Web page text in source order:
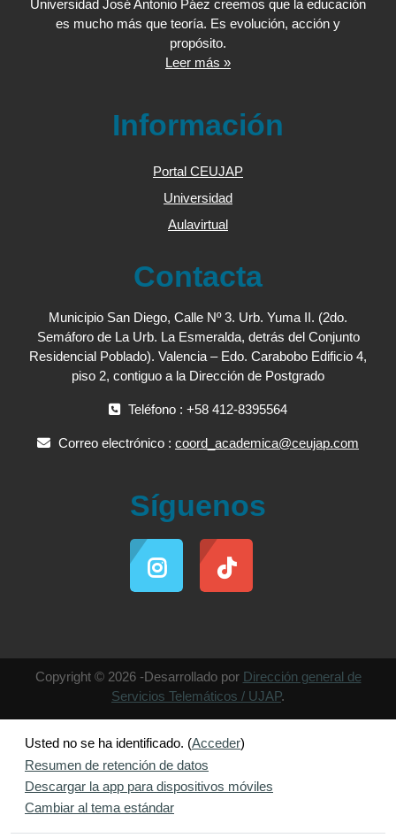
Universidad José Antonio Páez creemos que la educación
es mucho más que teoría. Es evolución, acción y
propósito.
Leer más »
Información
Portal CEUJAP
Universidad
Aulavirtual
Contacta
Municipio San Diego, Calle Nº 3. Urb. Yuma II. (2do.
Semáforo de La Urb. La Esmeralda, detrás del Conjunto
Residencial Poblado). Valencia – Edo. Carabobo Edificio 4,
piso 2, contiguo a la Dirección de Postgrado
Teléfono : +58 412-8395564
Correo electrónico : coord_academica@ceujap.com
Síguenos
Copyright © 2026 -Desarrollado por Dirección general de
Servicios Telemáticos / UJAP.
Usted no se ha identificado. (Acceder)
Resumen de retención de datos
Descargar la app para dispositivos móviles
Cambiar al tema estándar